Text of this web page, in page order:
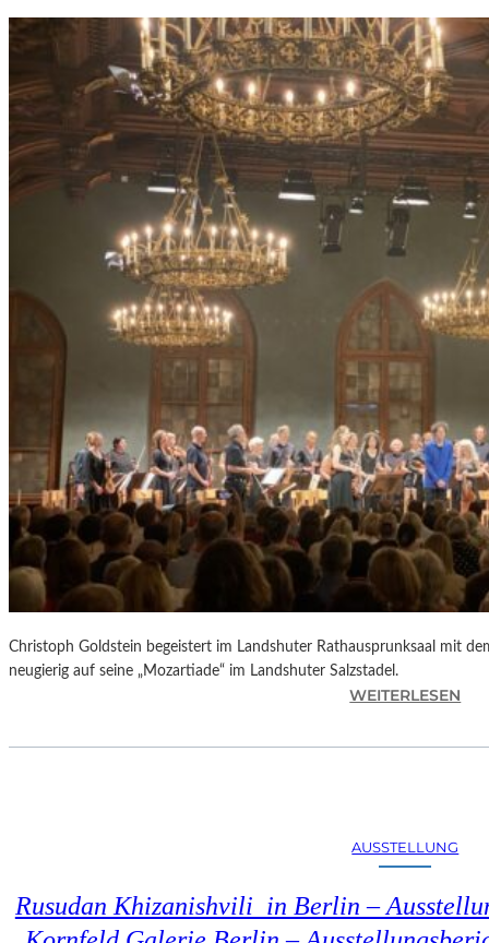
Christoph Goldstein begeistert im Landshuter Rathausprunksaal mit
neugierig auf seine „Mozartiade“ im Landshuter Salzstadel.
WEITERLESEN
H
H
G
AUSSTELLUNG
Rusudan Khizanishvili in Berlin –